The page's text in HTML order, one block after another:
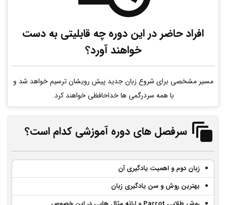
افراد حاضر در این دوره چه قابلیتی به دست
خواهند آورد؟
مسیر مشخصی برای شروع زبان جدید پیش رویشان ترسیم خواهد شد و
با همه سردرگمی ها خداحافظی خواهند کرد.
سرفصل های دوره آموزشی کدام است؟
زبان دوم و اهمیت یادگیری آن
بهترین روش و سن یادگیری زبان